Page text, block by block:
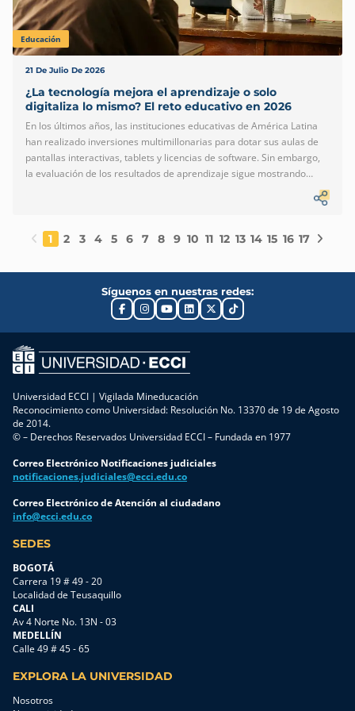
Educación
21 De Julio De 2026
¿La tecnología mejora el aprendizaje o solo
digitaliza lo mismo? El reto educativo en 2026
En los últimos años, las instituciones educativas de América Latina
han realizado inversiones multimillonarias para dotar sus aulas de
pantallas interactivas, tablets y licencias de software. Sin embargo,
la evaluación de los resultados de aprendizaje sigue mostrando
necesaria: puedes llenar un aula de pantallas, pero si no cambias la
acceso a la tecnología, sino la digitalización cosmética: la tendencia
1 2 3 4 5 6 7 8 9 10 11 12 13 14 15 16 17
Síguenos en nuestras redes:
Universidad ECCI | Vigilada Mineducación
Reconocimiento como Universidad: Resolución No. 13370 de 19 de Agosto
de 2014.
© – Derechos Reservados Universidad ECCI – Fundada en 1977
Correo Electrónico Notificaciones judiciales
notificaciones.judiciales@ecci.edu.co
Correo Electrónico de Atención al ciudadano
info@ecci.edu.co
SEDES
BOGOTÁ
Carrera 19 # 49 - 20
Localidad de Teusaquillo
CALI
Av 4 Norte No. 13N - 03
MEDELLÍN
Calle 49 # 45 - 65
EXPLORA LA UNIVERSIDAD
Nosotros